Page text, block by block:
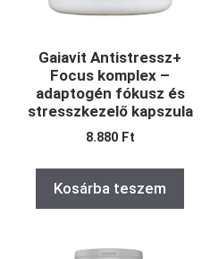
Gaiavit Antistressz+
Focus komplex –
adaptogén fókusz és
stresszkezelő kapszula
8.880 Ft
Kosárba teszem